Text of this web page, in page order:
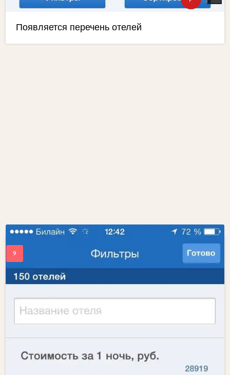
Появляется перечень отелей